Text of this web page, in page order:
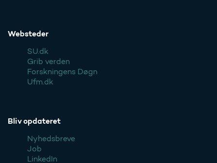
Websteder
SU.dk
Grib verden
Forskningens Døgn
Ufm.dk
Bliv opdateret
Nyhedsbreve
Job
LinkedIn